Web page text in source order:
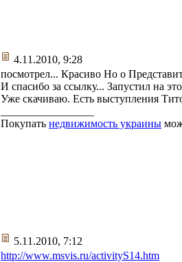
4.11.2010, 9:28
посмотрел... Красиво Но о
И спасибо за ссылку... Запустил на
Уже скачиваю. Есть выступления
Покупать недвижимость украины
5.11.2010, 7:12
http://www.msvis.ru/activityS14.htm